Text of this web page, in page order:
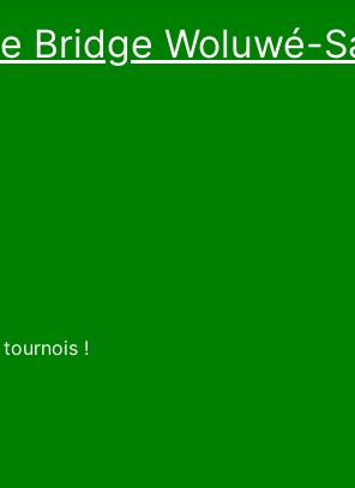
Bridge Woluwé-
!